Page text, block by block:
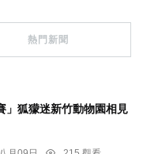
熱門新聞
」狐獴迷新竹動物園相見